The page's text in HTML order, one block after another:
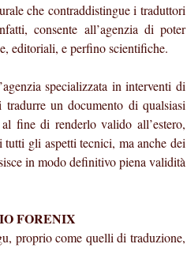
che contraddistingue i traduttori
consente all’agenzia di poter
editoriali, e perfino scientifiche.
specializzata in interventi di
un documento di qualsiasi
fine di renderlo valido all’estero,
gli aspetti tecnici, ma anche dei
in modo definitivo piena validità
FORENIX
proprio come quelli di traduzione,